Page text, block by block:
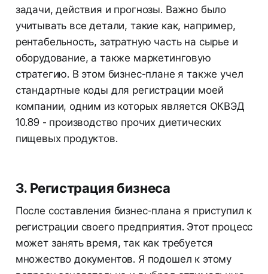
задачи, действия и прогнозы. Важно было
учитывать все детали, такие как, например,
рентабельность, затратную часть на сырье и
оборудование, а также маркетинговую
стратегию. В этом бизнес-плане я также учел
стандартные коды для регистрации моей
компании, одним из которых является ОКВЭД
10.89 - производство прочих диетических
пищевых продуктов.
3. Регистрация бизнеса
После составления бизнес-плана я приступил к
регистрации своего предприятия. Этот процесс
может занять время, так как требуется
множество документов. Я подошел к этому